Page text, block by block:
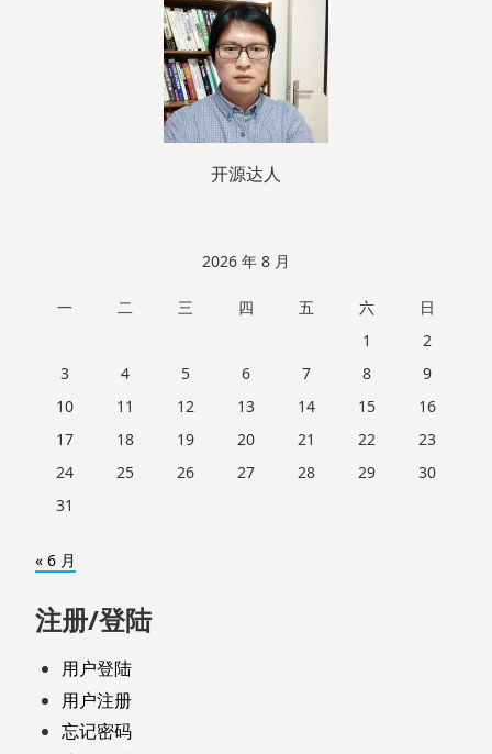
开源达人
2026 年 8 月
一 二 三 四 五 六
日
1
2
3
4 5 6 7 8
9
10
11 12 13 14 15
16
17
18 19 20 21 22
23
24
25 26 27 28 29
30
31
« 6 月
注册/登陆
用户登陆
用户注册
忘记密码